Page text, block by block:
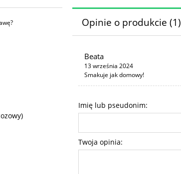
Opinie o produkcie (1)
Beata
13 września 2024
Smakuje jak domowy!
Imię lub pseudonim:
Twoja opinia: